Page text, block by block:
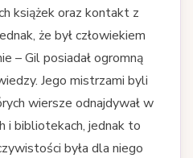
książek oraz kontakt z
że był człowiekiem
– Gil posiadał ogromną
Jego mistrzami byli
wiersze odnajdywał w
i bibliotekach, jednak to
była dla niego